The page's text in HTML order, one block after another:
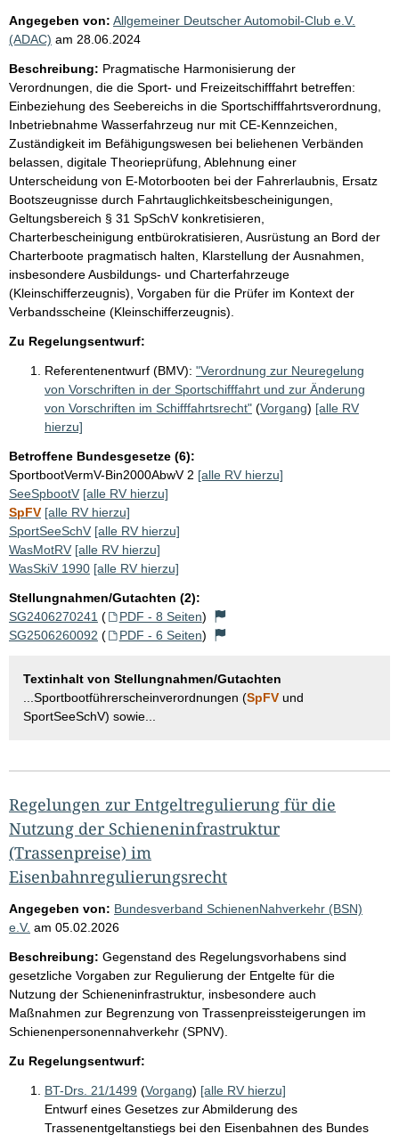
Angegeben von: Allgemeiner Deutscher Automobil-Club e.V.
(ADAC) am 28.06.2024
Beschreibung: Pragmatische Harmonisierung der
Verordnungen, die die Sport- und Freizeitschifffahrt betreffen:
Einbeziehung des Seebereichs in die Sportschifffahrtsverordnung,
Inbetriebnahme Wasserfahrzeug nur mit CE-Kennzeichen,
Zuständigkeit im Befähigungswesen bei beliehenen Verbänden
belassen, digitale Theorieprüfung, Ablehnung einer
Unterscheidung von E-Motorbooten bei der Fahrerlaubnis, Ersatz
Bootszeugnisse durch Fahrtauglichkeitsbescheinigungen,
Geltungsbereich § 31 SpSchV konkretisieren,
Charterbescheinigung entbürokratisieren, Ausrüstung an Bord der
Charterboote pragmatisch halten, Klarstellung der Ausnahmen,
insbesondere Ausbildungs- und Charterfahrzeuge
(Kleinschifferzeugnis), Vorgaben für die Prüfer im Kontext der
Verbandsscheine (Kleinschifferzeugnis).
Zu Regelungsentwurf:
Referentenentwurf (BMV): "Verordnung zur Neuregelung
von Vorschriften in der Sportschifffahrt und zur Änderung
von Vorschriften im Schifffahrtsrecht" (Vorgang) [alle RV
hierzu]
Betroffene Bundesgesetze (6):
SportbootVermV-Bin2000AbwV 2 [alle RV hierzu]
SeeSpbootV [alle RV hierzu]
SpFV [alle RV hierzu]
SportSeeSchV [alle RV hierzu]
WasMotRV [alle RV hierzu]
WasSkiV 1990 [alle RV hierzu]
Stellungnahmen/Gutachten (2):
SG2406270241 ( PDF - 8 Seiten)
SG2506260092 ( PDF - 6 Seiten)
Textinhalt von Stellungnahmen/Gutachten
...Sportbootführerscheinverordnungen (SpFV und
SportSeeSchV) sowie...
Regelungen zur Entgeltregulierung für die
Nutzung der Schieneninfrastruktur
(Trassenpreise) im
Eisenbahnregulierungsrecht
Angegeben von: Bundesverband SchienenNahverkehr (BSN)
e.V. am 05.02.2026
Beschreibung: Gegenstand des Regelungsvorhabens sind
gesetzliche Vorgaben zur Regulierung der Entgelte für die
Nutzung der Schieneninfrastruktur, insbesondere auch
Maßnahmen zur Begrenzung von Trassenpreissteigerungen im
Schienenpersonennahverkehr (SPNV).
Zu Regelungsentwurf:
BT-Drs. 21/1499 (Vorgang) [alle RV hierzu]
Entwurf eines Gesetzes zur Abmilderung des
Trassenentgeltanstiegs bei den Eisenbahnen des Bundes